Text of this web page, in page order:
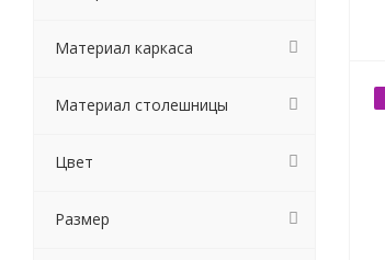
Материал каркаса
Материал столешницы
Цвет
Размер